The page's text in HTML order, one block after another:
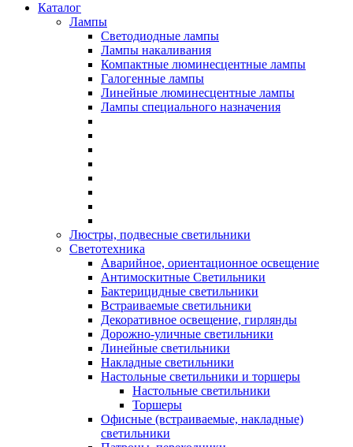
Каталог
Лампы
Светодиодные лампы
Лампы накаливания
Компактные люминесцентные лампы
Галогенные лампы
Линейные люминесцентные лампы
Лампы специального назначения
Люстры, подвесные светильники
Светотехника
Аварийное, ориентационное освещение
Антимоскитные Светильники
Бактерицидные светильники
Встраиваемые светильники
Декоративное освещение, гирлянды
Дорожно-уличные светильники
Линейные светильники
Накладные светильники
Настольные светильники и торшеры
Настольные светильники
Торшеры
Офисные (встраиваемые, накладные)
светильники